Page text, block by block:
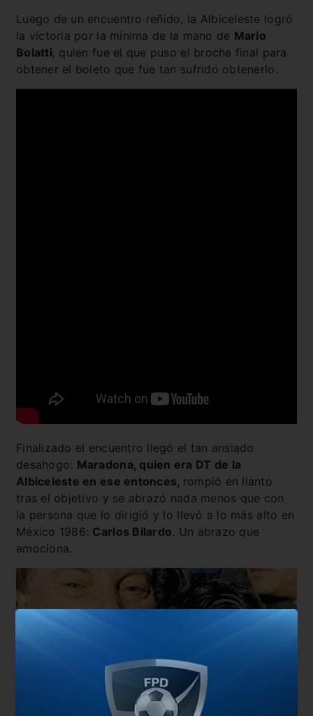
Luego de un encuentro reñido, la Albiceleste logró
la victoria por la mínima de la mano de Mario
Bolatti, quien fue el que puso el broche final para
obtener el boleto que fue tan sufrido obtenerlo.
Finalizado el encuentro llegó el tan ansiado
desahogo: Maradona, quien era DT de la
Albiceleste en ese entonces, rompió en llanto
tras el objetivo y se abrazó nada menos que con
la persona que lo dirigió y lo llevó a lo más alto en
México 1986: Carlos Bilardo. Un abrazo que
emociona.